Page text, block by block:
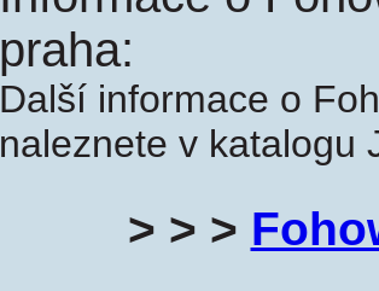
praha:
Další informace o
naleznete v katalogu
> > >